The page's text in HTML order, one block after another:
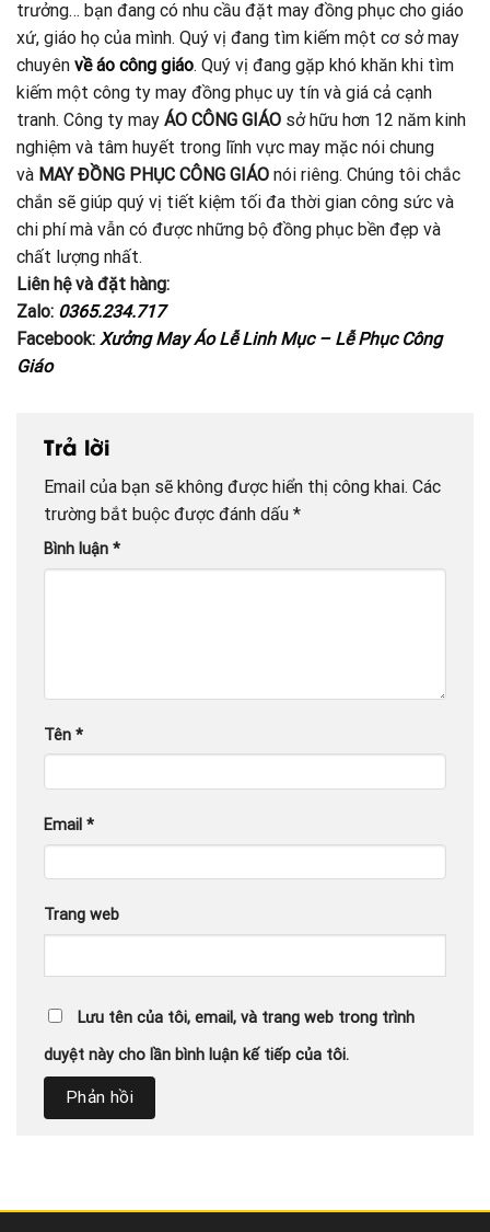
trưởng… bạn đang có nhu cầu đặt may đồng phục cho giáo
xứ, giáo họ của mình. Quý vị đang tìm kiếm một cơ sở may
chuyên về áo công giáo. Quý vị đang gặp khó khăn khi tìm
kiếm một công ty may đồng phục uy tín và giá cả cạnh
tranh. Công ty may ÁO CÔNG GIÁO sở hữu hơn 12 năm kinh
nghiệm và tâm huyết trong lĩnh vực may mặc nói chung
và MAY ĐỒNG PHỤC CÔNG GIÁO nói riêng. Chúng tôi chắc
chắn sẽ giúp quý vị tiết kiệm tối đa thời gian công sức và
chi phí mà vẫn có được những bộ đồng phục bền đẹp và
chất lượng nhất.
Liên hệ và đặt hàng:
Zalo: 0365.234.717
Facebook: Xưởng May Áo Lễ Linh Mục – Lễ Phục Công
Giáo
Trả lời
Email của bạn sẽ không được hiển thị công khai. Các
trường bắt buộc được đánh dấu *
Bình luận *
Tên *
Email *
Trang web
Lưu tên của tôi, email, và trang web trong trình
duyệt này cho lần bình luận kế tiếp của tôi.